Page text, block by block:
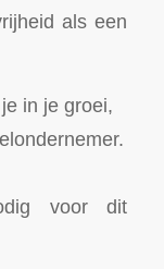
als een
in je groei,
voor dit